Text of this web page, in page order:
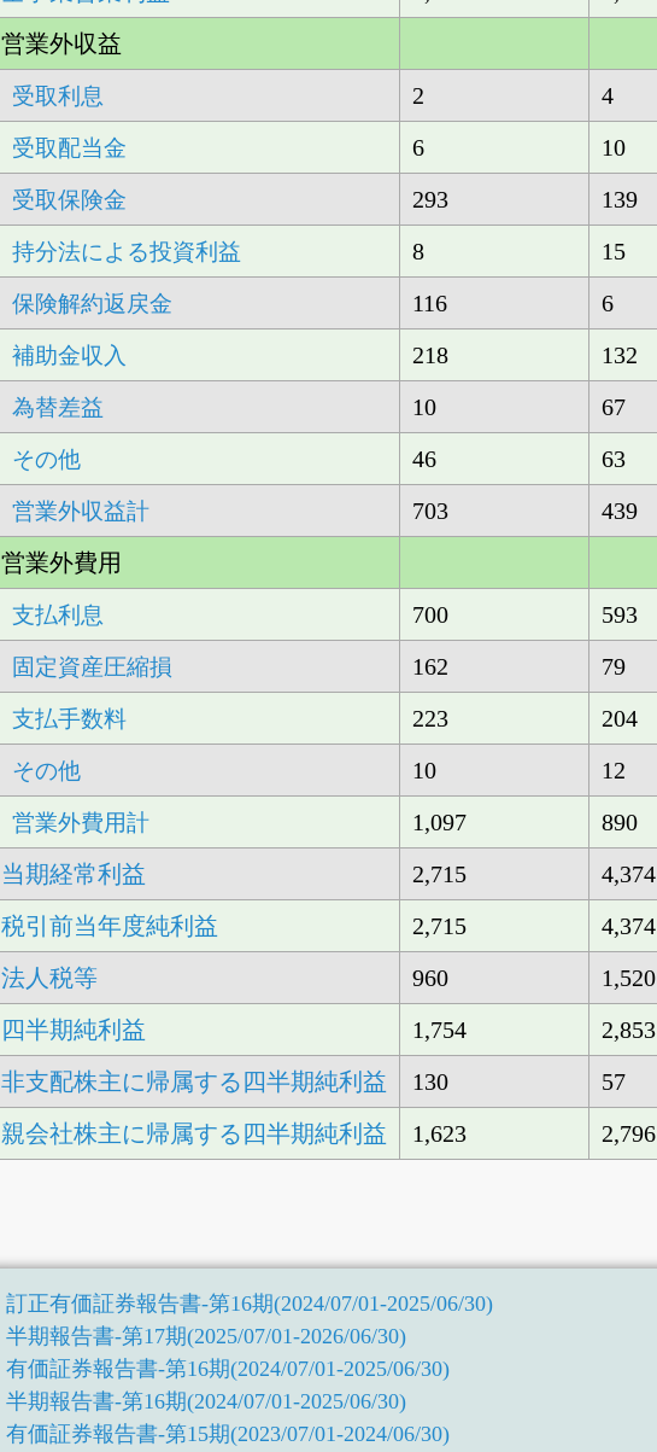
営業外収益
受取利息 2 4
受取配当金 6 10
受取保険金 293 139
持分法による投資利益 8 15
保険解約返戻金 116 6
補助金収入 218 132
為替差益 10 67
その他 46 63
営業外収益計 703
439
営業外費用
支払利息 700 593
固定資産圧縮損 162 79
支払手数料 223 204
その他 10 12
営業外費用計 1,097
890
当期経常利益
2,715
4,374
税引前当年度純利益
2,715
4,374
法人税等
960
1,520
四半期純利益
1,754
2,853
非支配株主に帰属する四半期純利益
130
57
親会社株主に帰属する四半期純利益
1,623 2,796
訂正有価証券報告書-第16期(2024/07/01-2025/06/30)
半期報告書-第17期(2025/07/01-2026/06/30)
有価証券報告書-第16期(2024/07/01-2025/06/30)
半期報告書-第16期(2024/07/01-2025/06/30)
有価証券報告書-第15期(2023/07/01-2024/06/30)